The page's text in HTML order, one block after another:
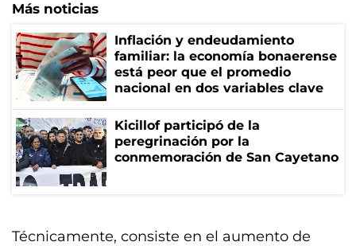
Más noticias
Inflación y endeudamiento
familiar: la economía bonaerense
está peor que el promedio
nacional en dos variables clave
Kicillof participó de la
peregrinación por la
conmemoración de San Cayetano
Técnicamente, consiste en el aumento de